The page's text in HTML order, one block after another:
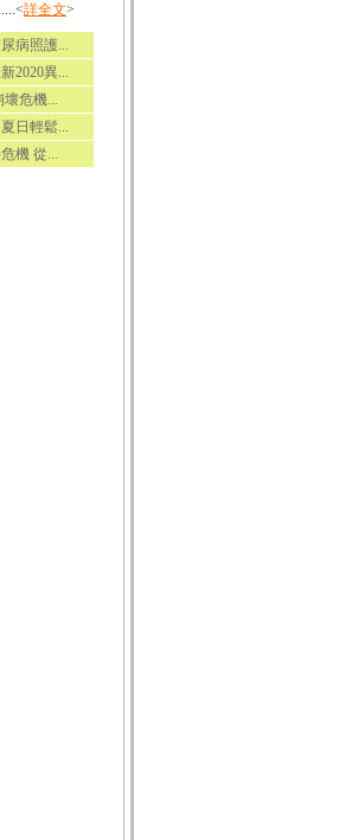
詳全文>
病照護...
2020異...
危機...
日輕鬆...
機 從...